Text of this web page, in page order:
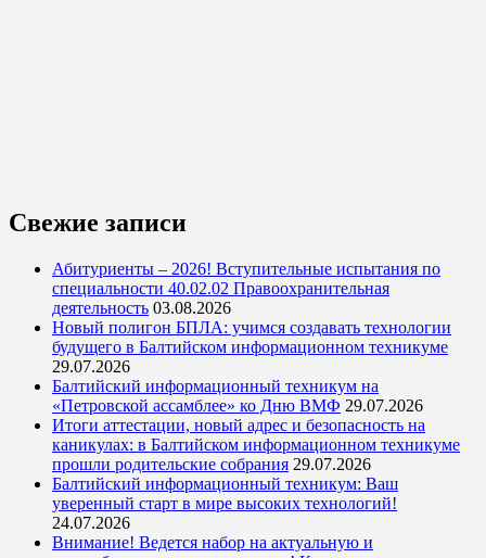
Свежие записи
Абитуриенты – 2026! Вступительные испытания по
специальности 40.02.02 Правоохранительная
деятельность 03.08.2026
Новый полигон БПЛА: учимся создавать технологии
будущего в Балтийском информационном техникуме
29.07.2026
Балтийский информационный техникум на
«Петровской ассамблее» ко Дню ВМФ 29.07.2026
Итоги аттестации, новый адрес и безопасность на
каникулах: в Балтийском информационном техникуме
прошли родительские собрания 29.07.2026
Балтийский информационный техникум: Ваш
уверенный старт в мире высоких технологий!
24.07.2026
Внимание! Ведется набор на актуальную и